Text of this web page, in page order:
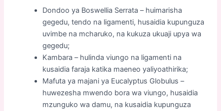
Dondoo ya Boswellia Serrata – huimarisha
gegedu, tendo na ligamenti, husaidia kupunguza
uvimbe na mcharuko, na kukuza ukuaji upya wa
gegedu;
Kambara – hulinda viungo na ligamenti na
kusaidia faraja katika maeneo yaliyoathirika;
Mafuta ya majani ya Eucalyptus Globulus –
huwezesha mwendo bora wa viungo, husaidia
mzunguko wa damu, na kusaidia kupunguza